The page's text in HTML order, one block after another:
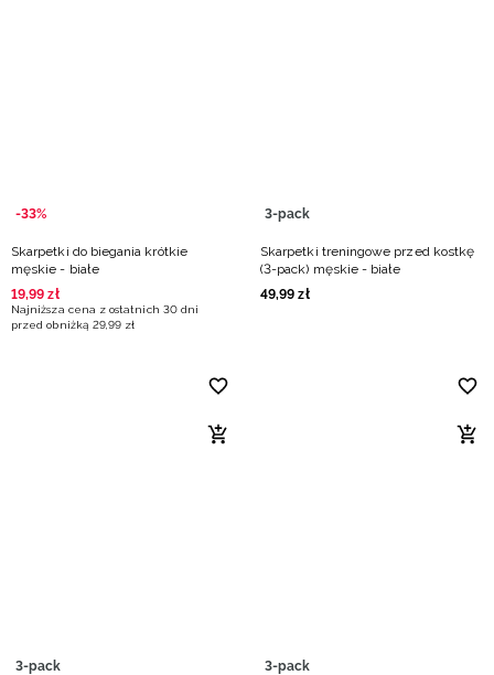
-33%
Skarpetki do biegania krótkie
męskie - białe
19,99 zł
Najniższa cena z ostatnich 30 dni
przed obniżką 29,99 zł
3-pack
Skarpetki treningowe przed kostkę
(3-pack) męskie - białe
49,99 zł
3-pack 3-pack